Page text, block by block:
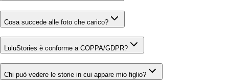
Cosa succede alle foto che carico?
LuluStories è conforme a COPPA/GDPR?
Chi può vedere le storie in cui appare mio figlio?